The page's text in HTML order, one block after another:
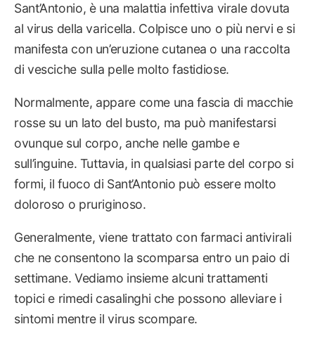
Sant’Antonio, è una malattia infettiva virale dovuta
al virus della varicella. Colpisce uno o più nervi e si
manifesta con un’eruzione cutanea o una raccolta
di vesciche sulla pelle molto fastidiose.
Normalmente, appare come una fascia di macchie
rosse su un lato del busto, ma può manifestarsi
ovunque sul corpo, anche nelle gambe e
sull’inguine. Tuttavia, in qualsiasi parte del corpo si
formi, il fuoco di Sant’Antonio può essere molto
doloroso o pruriginoso.
Generalmente, viene trattato con farmaci antivirali
che ne consentono la scomparsa entro un paio di
settimane. Vediamo insieme alcuni trattamenti
topici e rimedi casalinghi che possono alleviare i
sintomi mentre il virus scompare.